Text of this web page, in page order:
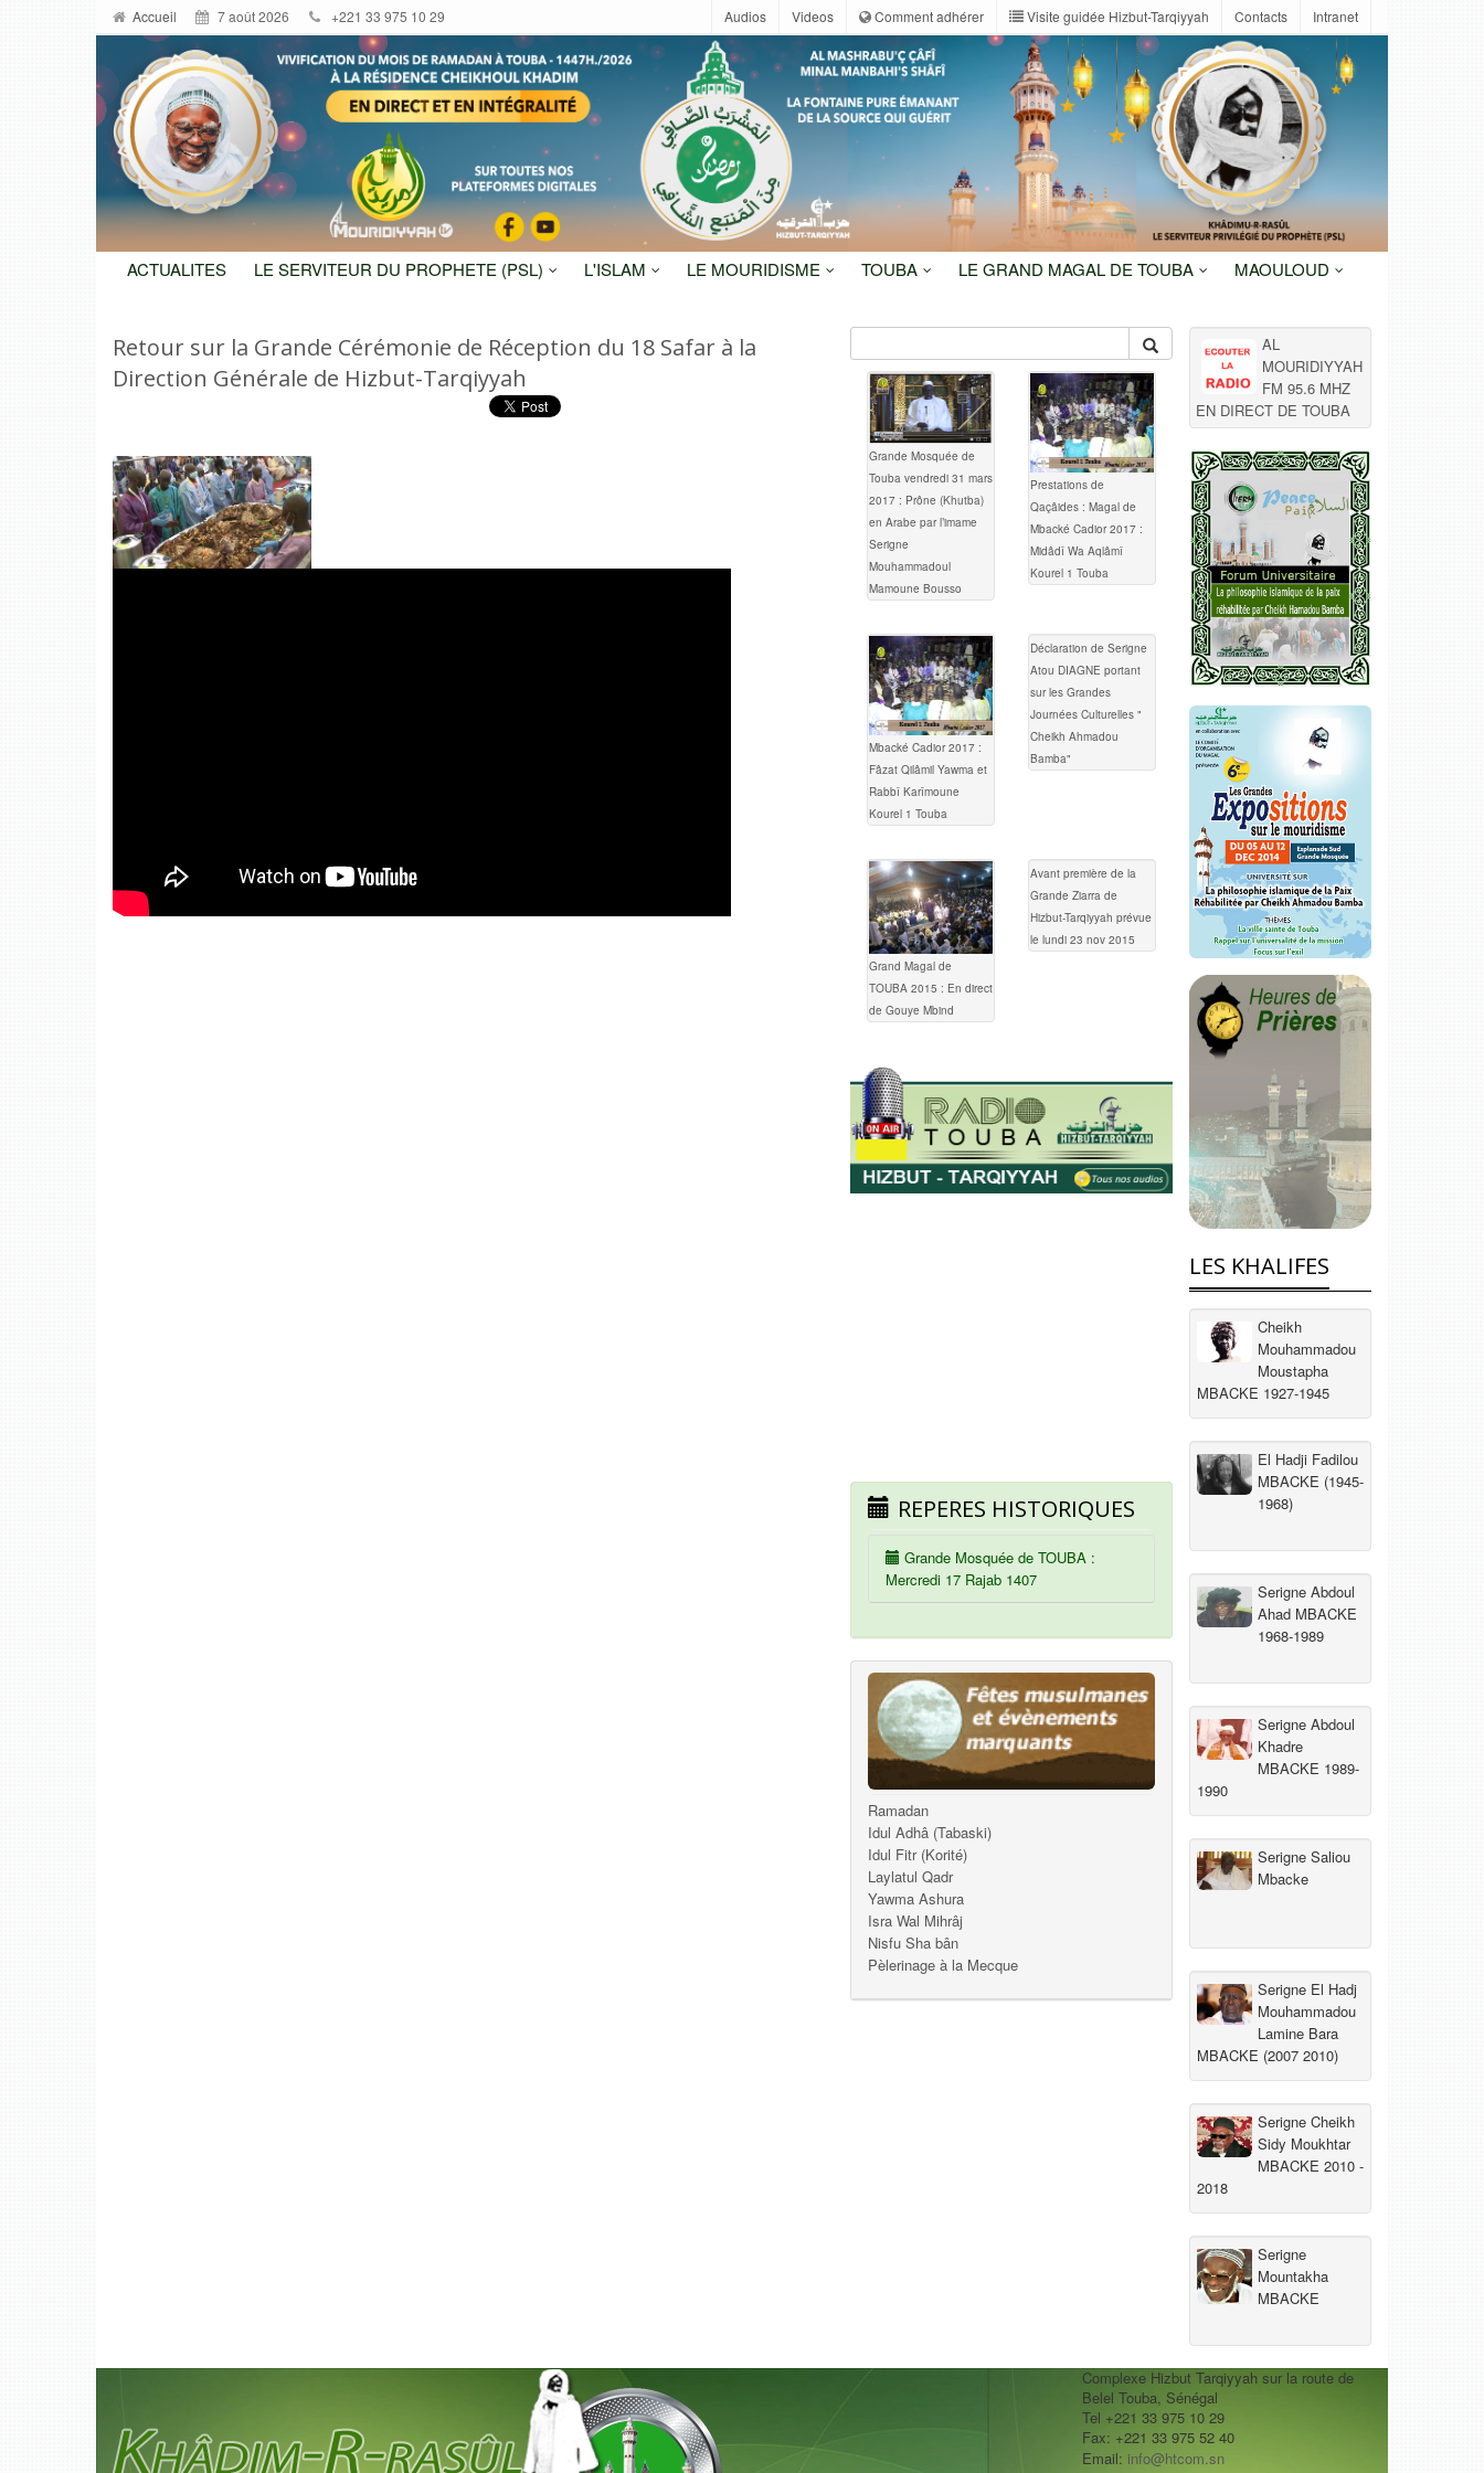
Accueil 7 août 2026 +221 33 975 10 29 Audios Videos Comment adhérer Visite guidée Hizbut-Tarqiyyah Contacts Intranet
ACTUALITES LE SERVITEUR DU PROPHETE (PSL) L'ISLAM LE MOURIDISME TOUBA LE GRAND MAGAL DE TOUBA MAOULOUD
Retour sur la Grande Cérémonie de Réception du 18 Safar à la
Direction Générale de Hizbut-Tarqiyyah
Grande Mosquée de
Touba vendredi 31 mars
2017 : Prône (Khutba)
en Arabe par l’imame
Serigne
Mouhammadoul
Mamoune Bousso
Prestations de
Qaçâides : Magal de
Mbacké Cadior 2017 :
Midâdî Wa Aqlâmî
Kourel 1 Touba
Mbacké Cadior 2017 :
Fâzat Qilâmil Yawma et
Rabbî Karîmoune
Kourel 1 Touba
Déclaration de Serigne
Atou DIAGNE portant
sur les Grandes
Journées Culturelles "
Cheikh Ahmadou
Bamba"
Grand Magal de
TOUBA 2015 : En direct
de Gouye Mbind
Avant première de la
Grande Ziarra de
Hizbut-Tarqiyyah prévue
le lundi 23 nov 2015
REPERES HISTORIQUES
Grande Mosquée de TOUBA :
Mercredi 17 Rajab 1407
Ramadan
Idul Adhâ (Tabaski)
Idul Fitr (Korité)
Laylatul Qadr
Yawma Ashura
Isra Wal Mihrâj
Nisfu Sha bân
Pèlerinage à la Mecque
AL
MOURIDIYYAH
FM 95.6 MHZ
EN DIRECT DE TOUBA
LES KHALIFES
Cheikh
Mouhammadou
Moustapha
MBACKE 1927-1945
El Hadji Fadilou
MBACKE (1945-
1968)
Serigne Abdoul
Ahad MBACKE
1968-1989
Serigne Abdoul
Khadre
MBACKE 1989-
1990
Serigne Saliou
Mbacke
Serigne El Hadj
Mouhammadou
Lamine Bara
MBACKE (2007 2010)
Serigne Cheikh
Sidy Moukhtar
MBACKE 2010 -
2018
Serigne
Mountakha
MBACKE
Complexe Hizbut Tarqiyyah sur la route de
Belel Touba, Sénégal
Tel +221 33 975 10 29
Fax: +221 33 975 52 40
Email: info@htcom.sn